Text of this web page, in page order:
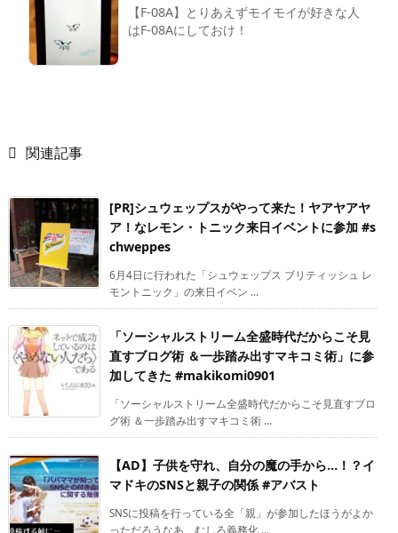
【F-08A】とりあえずモイモイが好きな人
はF-08Aにしておけ！
 関連記事
[PR]シュウェップスがやって来た！ヤアヤアヤ
ア！なレモン・トニック来日イベントに参加 #s
chweppes
6月4日に行われた「シュウェップス ブリティッシュ レ
モントニック」の来日イベン ...
「ソーシャルストリーム全盛時代だからこそ見
直すブログ術 ＆一歩踏み出すマキコミ術」に参
加してきた #makikomi0901
「ソーシャルストリーム全盛時代だからこそ見直すブロ
グ術 ＆一歩踏み出すマキコミ術 ...
【AD】子供を守れ、自分の魔の手から…！？イ
マドキのSNSと親子の関係 #アバスト
SNSに投稿を行っている全「親」が参加したほうがよか
っただろうなあ、むしろ義務化 ...